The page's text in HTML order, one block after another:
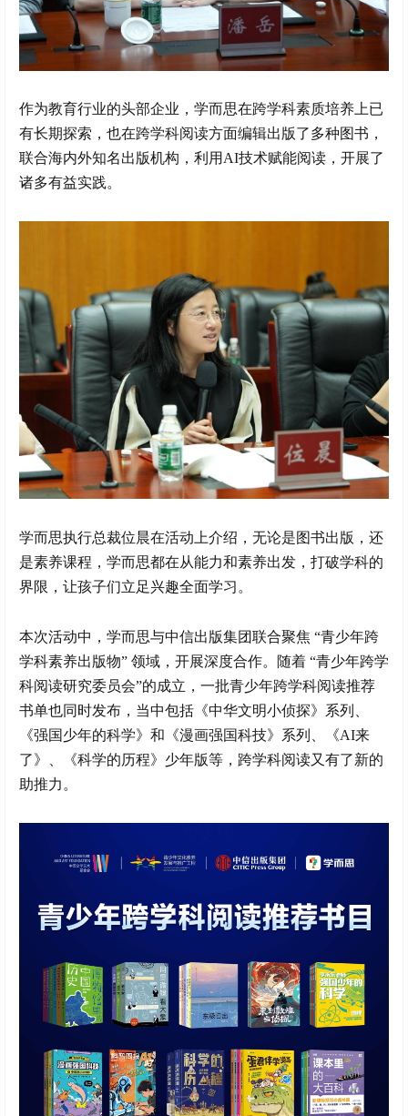
作为教育行业的头部企业，学而思在跨学科素质培养上已
有长期探索，也在跨学科阅读方面编辑出版了多种图书，
联合海内外知名出版机构，利用AI技术赋能阅读，开展了
诸多有益实践。
学而思执行总裁位晨在活动上介绍，无论是图书出版，还
是素养课程，学而思都在从能力和素养出发，打破学科的
界限，让孩子们立足兴趣全面学习。
本次活动中，学而思与中信出版集团联合聚焦 “青少年跨
学科素养出版物” 领域，开展深度合作。随着 “青少年跨学
科阅读研究委员会”的成立，一批青少年跨学科阅读推荐
书单也同时发布，当中包括《中华文明小侦探》系列、
《强国少年的科学》和《漫画强国科技》系列、《AI来
了》、《科学的历程》少年版等，跨学科阅读又有了新的
助推力。